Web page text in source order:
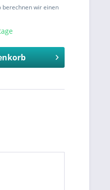
berechnen wir einen